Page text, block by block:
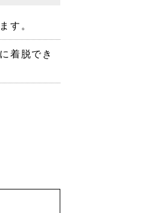
す。
着脱でき